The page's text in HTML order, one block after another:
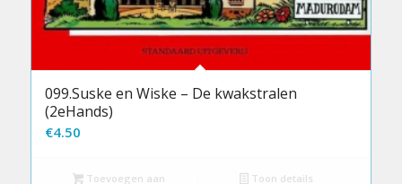
099.Suske en Wiske – De kwakstralen
(2eHands)
€4.50
Toevoegen aan
Toon details